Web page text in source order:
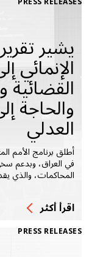
يشير
الإنمائي
القضائية
والحاجة
العدلي
أطلق برنامج الأمم
في العراق، وبدعم سخي
المحاكمات، والذي
اقرأ أكثر
PRESS RELEASES